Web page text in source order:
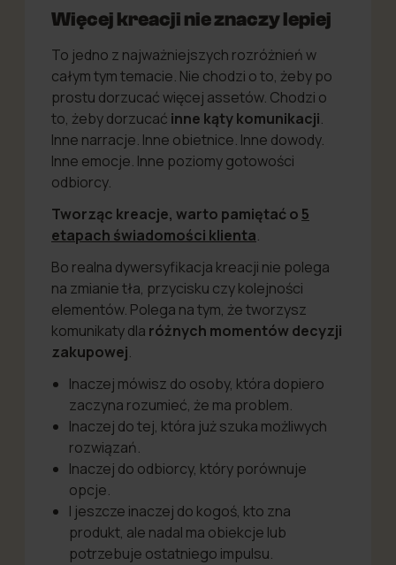
Więcej kreacji nie znaczy lepiej
To jedno z najważniejszych rozróżnień w
całym tym temacie. Nie chodzi o to, żeby po
prostu dorzucać więcej assetów. Chodzi o
to, żeby dorzucać inne kąty komunikacji.
Inne narracje. Inne obietnice. Inne dowody.
Inne emocje. Inne poziomy gotowości
odbiorcy.
Tworząc kreacje, warto pamiętać o 5
etapach świadomości klienta.
Bo realna dywersyfikacja kreacji nie polega
na zmianie tła, przycisku czy kolejności
elementów. Polega na tym, że tworzysz
komunikaty dla różnych momentów decyzji
zakupowej.
Inaczej mówisz do osoby, która dopiero
zaczyna rozumieć, że ma problem.
Inaczej do tej, która już szuka możliwych
rozwiązań.
Inaczej do odbiorcy, który porównuje
opcje.
I jeszcze inaczej do kogoś, kto zna
produkt, ale nadal ma obiekcje lub
potrzebuje ostatniego impulsu.